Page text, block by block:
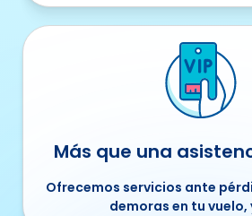
Más que una
Ofrecemos servicios ante
demoras en tu vuelo,